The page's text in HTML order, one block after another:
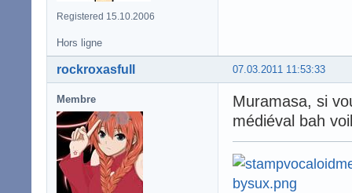
Registered 15.10.2006
Hors ligne
07.03.2011 11:53:33
rockroxasfull
Membre
Muramasa, si
médiéval bah